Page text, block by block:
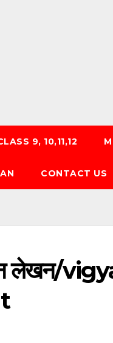
9, 10,11,12
CONTACT US
लेखन/